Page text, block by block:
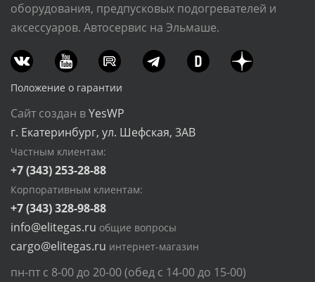
оборудования, предпусковых подогревателей и
аксессуаров. Автосервис на Эльмаше.
Положение о гарантии
Сайт создан вYesWP
г. Екатеринбург, ул. Шефская, 3АВ
Частным клиентам:
+7 (343) 253-28-88
Корпоративным клиентам:
+7 (343) 328-98-88
info@elitegas.ru общие вопросы
cargo@elitegas.ru интернет-магазин
пн-пт с 8-00 до 20-00 (обед с 14-00 до 15-00)